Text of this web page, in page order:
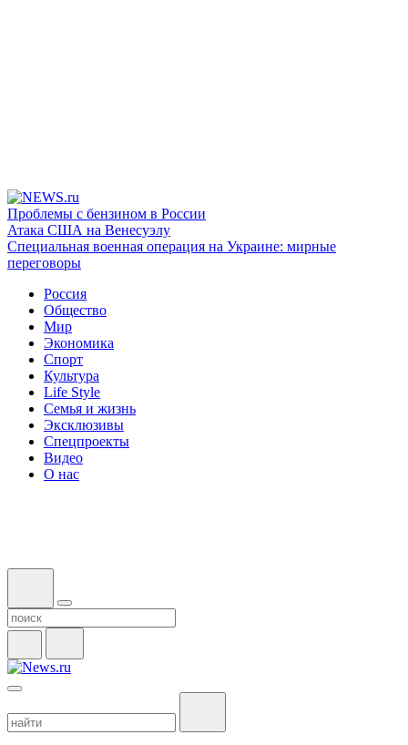
Проблемы с бензином в России
Атака США на Венесуэлу
Специальная военная операция на Украине: мирные
переговоры
Россия
Общество
Мир
Экономика
Спорт
Культура
Life Style
Семья и жизнь
Эксклюзивы
Спецпроекты
Видео
О нас